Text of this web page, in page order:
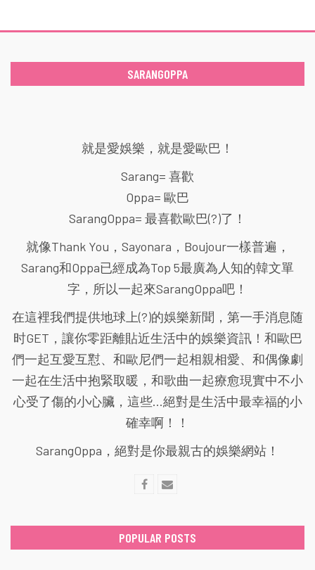
SARANGOPPA
就是愛娛樂，就是愛歐巴！
Sarang= 喜歡
Oppa= 歐巴
SarangOppa= 最喜歡歐巴(?)了！
就像Thank You，Sayonara，Boujour一樣普遍，
Sarang和Oppa已經成為Top 5最廣為人知的韓文單
字，所以一起來SarangOppa吧！
在這裡我們提供地球上(?)的娛樂新聞，第一手消息随
时GET，讓你零距離貼近生活中的娛樂資訊！和歐巴
們一起互愛互懟、和歐尼們一起相親相愛、和偶像劇
一起在生活中抱緊取暖，和歌曲一起療愈現實中不小
心受了傷的小心臟，這些...絕對是生活中最幸福的小
確幸啊！！
SarangOppa，絕對是你最親古的娛樂網站！
POPULAR POSTS